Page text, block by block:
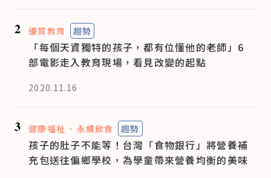
2 優質教育 趨勢
「每個天資獨特的孩子，都有位懂他的老師」6
部電影走入教育現場，看見改變的起點
2020.11.16
3 健康福祉 永續飲食 趨勢
孩子的肚子不能等！台灣「食物銀行」將營養補
充包送往偏鄉學校，為學童帶來營養均衡的美味